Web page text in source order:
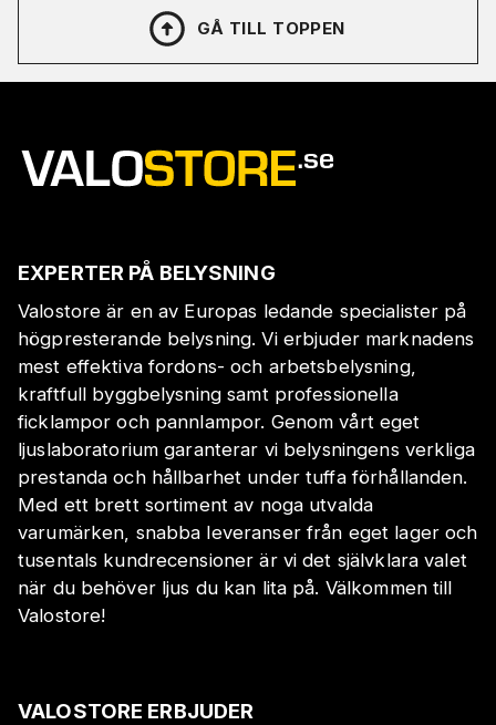
GÅ TILL TOPPEN
EXPERTER PÅ BELYSNING
Valostore är en av Europas ledande specialister på
högpresterande belysning. Vi erbjuder marknadens
mest effektiva fordons- och arbetsbelysning,
kraftfull byggbelysning samt professionella
ficklampor och pannlampor. Genom vårt eget
ljuslaboratorium garanterar vi belysningens verkliga
prestanda och hållbarhet under tuffa förhållanden.
Med ett brett sortiment av noga utvalda
varumärken, snabba leveranser från eget lager och
tusentals kundrecensioner är vi det självklara valet
när du behöver ljus du kan lita på. Välkommen till
Valostore!
VALOSTORE ERBJUDER